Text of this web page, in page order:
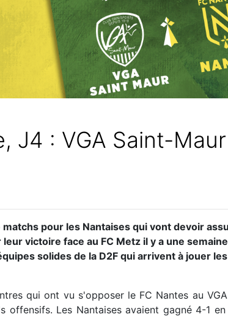
J4 : VGA Saint-
pour les Nantaises qui vont devoir
victoire face au FC Metz il y a une
solides de la D2F qui arrivent à jouer les
qui ont vu s'opposer le FC Nantes au
offensifs. Les Nantaises avaient gagné 4-1